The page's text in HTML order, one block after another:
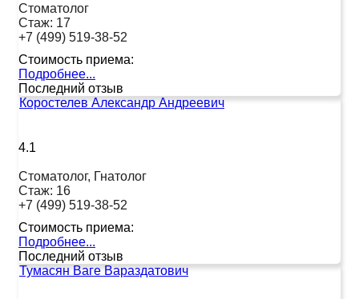
Стоматолог
Стаж: 17
+7 (499) 519-38-52
Стоимость приема:
Подробнее...
Последний отзыв
Коростелев Александр Андреевич
4.1
Стоматолог, Гнатолог
Стаж: 16
+7 (499) 519-38-52
Стоимость приема:
Подробнее...
Последний отзыв
Тумасян Ваге Вараздатович